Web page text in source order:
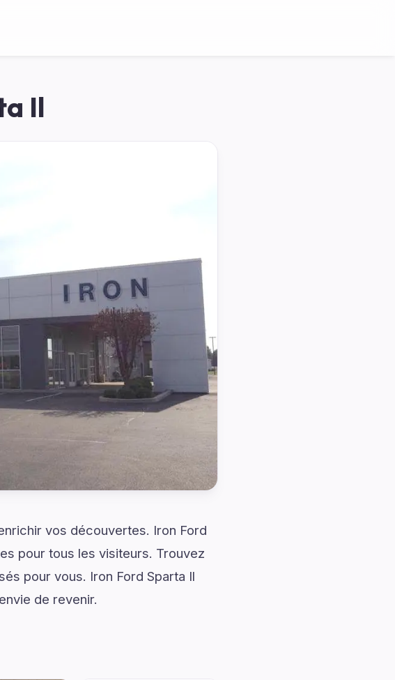
Il
vos découvertes. Iron Ford
pour tous les visiteurs. Trouvez
pour vous. Iron Ford Sparta Il
de revenir.